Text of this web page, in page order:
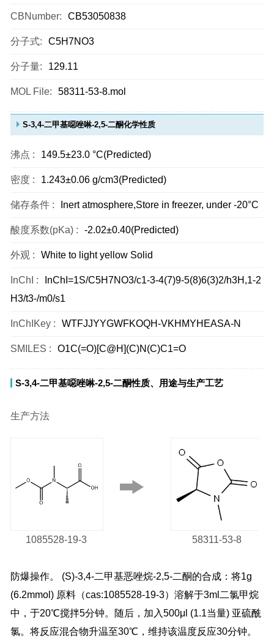
CBNumber: CB53050838
分子式: C5H7NO3
分子量: 129.11
MOL File: 58311-53-8.mol
S-3,4-二甲基噁唑啉-2,5-二酮化学性质
沸点 : 149.5±23.0 °C(Predicted)
密度 : 1.243±0.06 g/cm3(Predicted)
储存条件 : Inert atmosphere,Store in freezer, under -20°C
酸度系数(pKa) : -2.02±0.40(Predicted)
外观 : White to light yellow Solid
InChI :
InChI=1S/C5H7NO3/c1-3-4(7)9-5(8)6(3)2/h3H,1-2
H3/t3-/m0/s1
InChIKey : WTFJJYYGWFKOQH-VKHMYHEASA-N
SMILES : O1C(=O)[C@H](C)N(C)C1=O
S-3,4-二甲基噁唑啉-2,5-二酮性质、用途与生产工艺
生产方法
1085528-19-3 58311-53-8
防爆操作。 (S)-3,4-二甲基恶唑烷-2,5-二酮的合成：将1g
(6.2mmol) 原料（cas:1085528-19-3）溶解于3ml二氯甲烷
中，于20℃搅拌5分钟。随后，加入500μl (1.1当量) 亚硫酰
氯。将反应混合物升温至30℃，维持该温度反应30分钟。